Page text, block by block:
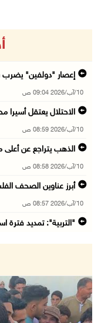
إعصار "دولفين"
10/آب/2026 09:04 ص
الاحتلال يعتقل أسيرا
10/آب/2026 08:59 ص
الذهب يتراجع عن أعلى
10/آب/2026 08:58 ص
أبرز عناوين الصحف
10/آب/2026 08:57 ص
"التربية": تمديد فترة
10/آب/2026 08:52 ص
أوروبا الغربية تسجل
10/آب/2026 08:22 ص